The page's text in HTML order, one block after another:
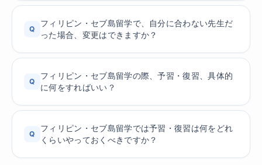
Q
フィリピン・セブ島留学で、自分に合わない先生だ
った場合、変更はできますか？
Q
フィリピン・セブ島留学の際、予習・復習、具体的
に何をすればいい？
Q
フィリピン・セブ島留学では予習・復習は何をどれ
くらいやっておくべきですか？